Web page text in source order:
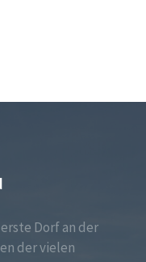
Dorf an der
der vielen